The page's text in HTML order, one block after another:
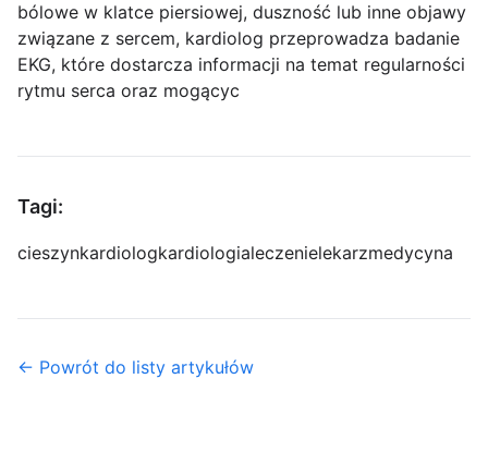
bólowe w klatce piersiowej, duszność lub inne objawy
związane z sercem, kardiolog przeprowadza badanie
EKG, które dostarcza informacji na temat regularności
rytmu serca oraz mogącyc
Tagi:
cieszynkardiologkardiologialeczenielekarzmedycyna
← Powrót do listy artykułów